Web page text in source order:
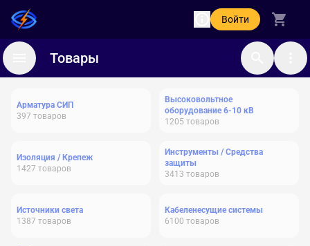
Войти
Товары
Арматура СИП
397 товаров
Высоковольтное
оборудование 6-10 кВ
1205 товаров
Изоляция / Крепеж
1427 товаров
Инструменты / Средства
защиты
3413 товаров
Источники света
1387 товаров
Кабеленесущие системы
6100 товаров